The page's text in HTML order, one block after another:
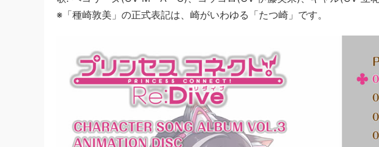
※「種崎敦美」の正式表記は、崎がいわゆる「たつ崎」です。